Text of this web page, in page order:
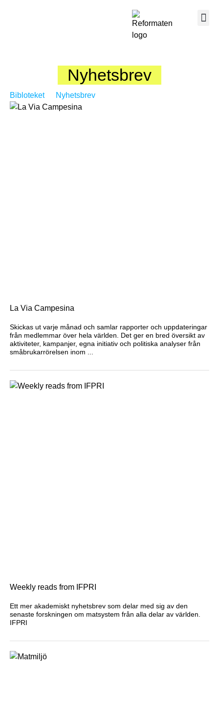
Nyhetsbrev
Bibloteket Nyhetsbrev
La Via Campesina
Skickas ut varje månad och samlar rapporter och uppdateringar
från medlemmar över hela världen. Det ger en bred översikt av
aktiviteter, kampanjer, egna initiativ och politiska analyser från
småbrukarrörelsen inom ...
Weekly reads from IFPRI
Ett mer akademiskt nyhetsbrev som delar med sig av den
senaste forskningen om matsystem från alla delar av världen.
IFPRI